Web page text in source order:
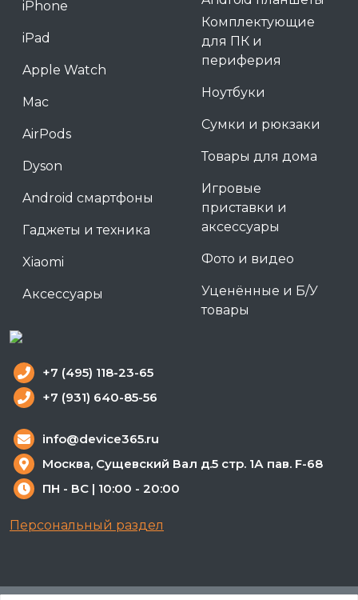
iPhone
iPad
Apple Watch
Mac
AirPods
Dyson
Android смартфоны
Гаджеты и техника
Xiaomi
Аксессуары
Комплектующие
для ПК и
периферия
Ноутбуки
Сумки и рюкзаки
Товары для дома
Игровые
приставки и
аксессуары
Фото и видео
Уценённые и Б/У
товары
+7 (495) 118-23-65
+7 (931) 640-85-56
info@device365.ru
Москва, Сущевский Вал д.5 стр. 1А пав. F-68
ПН - ВС | 10:00 - 20:00
Персональный раздел